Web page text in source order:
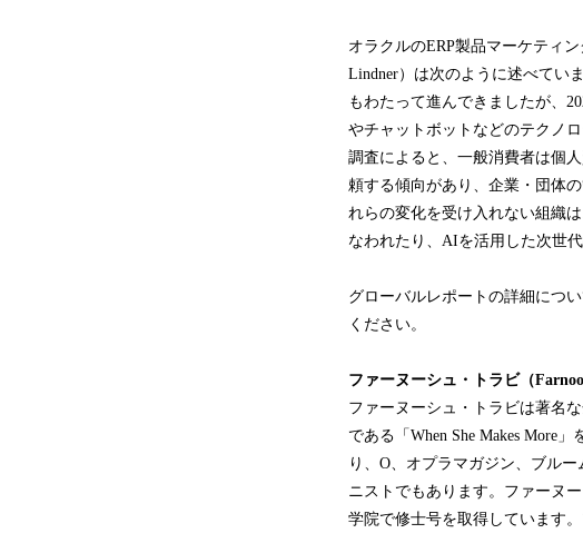
オラクルのERP製品マーケティ
Lindner）は次のように述べてい
もわたって進んできましたが、
やチャットボットなどのテクノ
調査によると、一般消費者は個
頼する傾向があり、企業・団体
れらの変化を受け入れない組織
なわれたり、AIを活用した次世
グローバルレポートの詳細につい
ください。
ファーヌーシュ・トラビ（
ファーヌーシュ・トラビは著名
である「When She Makes More
り、O、オプラマガジン、ブル
ニストでもあります。ファーヌ
学院で修士号を取得しています